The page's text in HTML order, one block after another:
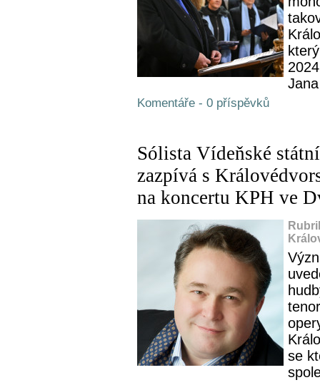
Komentáře - 0 příspěvků
Sólista Vídeňské
zazpívá s
na koncertu KPH ve
se